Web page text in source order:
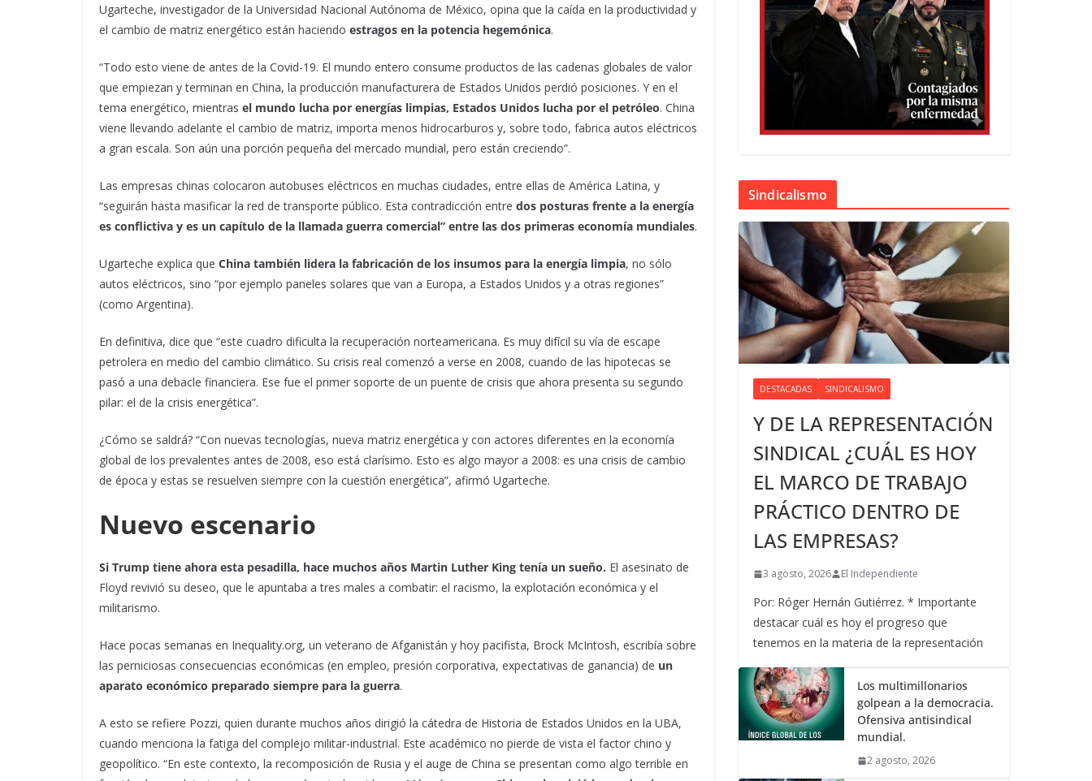
Ugarteche, investigador de la Universidad Nacional Autónoma de México, opina que la caída en la productividad y
el cambio de matriz energético están haciendo estragos en la potencia hegemónica.
“Todo esto viene de antes de la Covid-19. El mundo entero consume productos de las cadenas globales de valor
que empiezan y terminan en China, la producción manufacturera de Estados Unidos perdió posiciones. Y en el
tema energético, mientras el mundo lucha por energías limpias, Estados Unidos lucha por el petróleo. China
viene llevando adelante el cambio de matriz, importa menos hidrocarburos y, sobre todo, fabrica autos eléctricos
a gran escala. Son aún una porción pequeña del mercado mundial, pero están creciendo”.
Las empresas chinas colocaron autobuses eléctricos en muchas ciudades, entre ellas de América Latina, y
“seguirán hasta masificar la red de transporte público. Esta contradicción entre dos posturas frente a la energía
es conflictiva y es un capítulo de la llamada guerra comercial” entre las dos primeras economía mundiales.
Ugarteche explica que China también lidera la fabricación de los insumos para la energía limpia, no sólo
autos eléctricos, sino “por ejemplo paneles solares que van a Europa, a Estados Unidos y a otras regiones”
(como Argentina).
En definitiva, dice que “este cuadro dificulta la recuperación norteamericana. Es muy difícil su vía de escape
petrolera en medio del cambio climático. Su crisis real comenzó a verse en 2008, cuando de las hipotecas se
pasó a una debacle financiera. Ese fue el primer soporte de un puente de crisis que ahora presenta su segundo
pilar: el de la crisis energética”.
¿Cómo se saldrá? “Con nuevas tecnologías, nueva matriz energética y con actores diferentes en la economía
global de los prevalentes antes de 2008, eso está clarísimo. Esto es algo mayor a 2008: es una crisis de cambio
de época y estas se resuelven siempre con la cuestión energética”, afirmó Ugarteche.
Nuevo escenario
Si Trump tiene ahora esta pesadilla, hace muchos años Martin Luther King tenía un sueño. El asesinato de
Floyd revivió su deseo, que le apuntaba a tres males a combatir: el racismo, la explotación económica y el
militarismo.
Hace pocas semanas en Inequality.org, un veterano de Afganistán y hoy pacifista, Brock McIntosh, escribía sobre
las perniciosas consecuencias económicas (en empleo, presión corporativa, expectativas de ganancia) de un
aparato económico preparado siempre para la guerra.
A esto se refiere Pozzi, quien durante muchos años dirigió la cátedra de Historia de Estados Unidos en la UBA,
cuando menciona la fatiga del complejo militar-industrial. Este académico no pierde de vista el factor chino y
geopolítico. “En este contexto, la recomposición de Rusia y el auge de China se presentan como algo terrible en
Sindicalismo
DESTACADAS SINDICALISMO
Y DE LA REPRESENTACIÓN
SINDICAL ¿CUÁL ES HOY
EL MARCO DE TRABAJO
PRÁCTICO DENTRO DE
LAS EMPRESAS?
3 agosto, 2026 El Independiente
Por: Róger Hernán Gutiérrez. * Importante
destacar cuál es hoy el progreso que
tenemos en la materia de la representación
Los multimillonarios
golpean a la democracia.
Ofensiva antisindical
mundial.
2 agosto, 2026